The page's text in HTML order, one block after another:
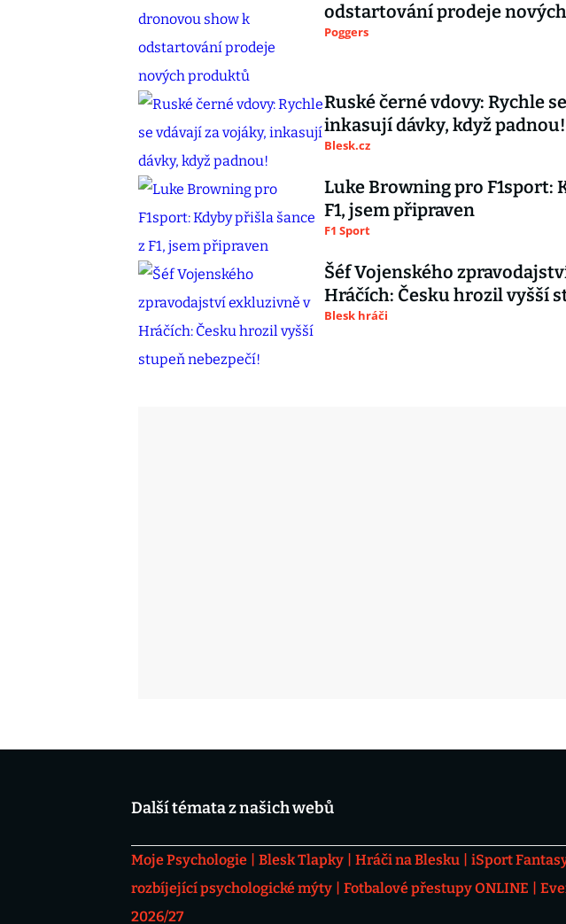
odstartování prodeje
Poggers
Ruské černé vdovy: Rychle
inkasují dávky, když padnou!
Blesk.cz
Luke Browning pro F1sport:
F1, jsem připraven
F1 Sport
Šéf Vojenského
Hráčích: Česku hrozil vyšší
Blesk hráči
Další témata z našich webů
Moje Psychologie Blesk Tlapky Hráči na Blesku iSport
rozbíjející psychologické mýty
Fotbalové přestupy ONLINE
2026/27